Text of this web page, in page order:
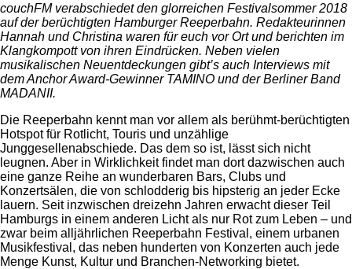
couchFM verabschiedet den glorreichen Festivalsommer 2018
auf der berüchtigten Hamburger Reeperbahn. Redakteurinnen
Hannah und Christina waren für euch vor Ort und berichten im
Klangkompott von ihren Eindrücken. Neben vielen
musikalischen Neuentdeckungen gibt’s auch Interviews mit
dem Anchor Award-Gewinner TAMINO und der Berliner Band
MADANII.
Die Reeperbahn kennt man vor allem als berühmt-berüchtigten
Hotspot für Rotlicht, Touris und unzählige
Junggesellenabschiede. Das dem so ist, lässt sich nicht
leugnen. Aber in Wirklichkeit findet man dort dazwischen auch
eine ganze Reihe an wunderbaren Bars, Clubs und
Konzertsälen, die von schlodderig bis hipsterig an jeder Ecke
lauern. Seit inzwischen dreizehn Jahren erwacht dieser Teil
Hamburgs in einem anderen Licht als nur Rot zum Leben – und
zwar beim alljährlichen Reeperbahn Festival, einem urbanen
Musikfestival, das neben hunderten von Konzerten auch jede
Menge Kunst, Kultur und Branchen-Networking bietet.